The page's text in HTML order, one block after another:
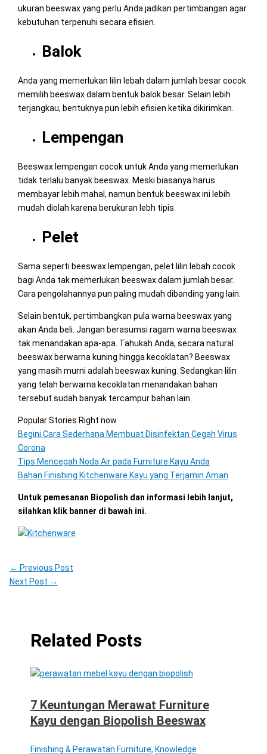
ukuran beeswax yang perlu Anda jadikan pertimbangan agar
kebutuhan terpenuhi secara efisien.
Balok
Anda yang memerlukan lilin lebah dalam jumlah besar cocok
memilih beeswax dalam bentuk balok besar. Selain lebih
terjangkau, bentuknya pun lebih efisien ketika dikirimkan.
Lempengan
Beeswax lempengan cocok untuk Anda yang memerlukan
tidak terlalu banyak beeswax. Meski biasanya harus
membayar lebih mahal, namun bentuk beeswax ini lebih
mudah diolah karena berukuran lebh tipis.
Pelet
Sama seperti beeswax lempengan, pelet lilin lebah cocok
bagi Anda tak memerlukan beeswax dalam jumlah besar.
Cara pengolahannya pun paling mudah dibanding yang lain.
Selain bentuk, pertimbangkan pula warna beeswax yang
akan Anda beli. Jangan berasumsi ragam warna beeswax
tak menandakan apa-apa. Tahukah Anda, secara natural
beeswax berwarna kuning hingga kecoklatan? Beeswax
yang masih murni adalah beeswax kuning. Sedangkan lilin
yang telah berwarna kecoklatan menandakan bahan
tersebut sudah banyak tercampur bahan lain.
Popular Stories Right now
Begini Cara Sederhana Membuat Disinfektan Cegah Virus
Corona
Tips Mencegah Noda Air pada Furniture Kayu Anda
Bahan Finishing Kitchenware Kayu yang Terjamin Aman
Untuk pemesanan Biopolish dan informasi lebih lanjut,
silahkan klik banner di bawah ini.
← Previous Post
Next Post →
Related Posts
7 Keuntungan Merawat Furniture
Kayu dengan Biopolish Beeswax
Finishing & Perawatan Furniture, Knowledge